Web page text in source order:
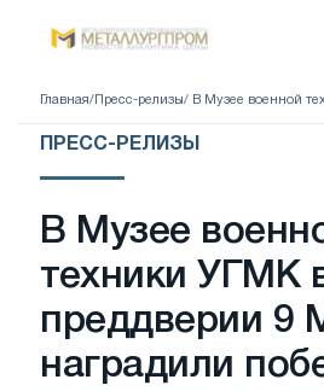
Главная/ Пресс-релизы/ В Музее военной
ПРЕСС-РЕЛИЗЫ
В Музее
техники УГМК
преддверии 9
наградили